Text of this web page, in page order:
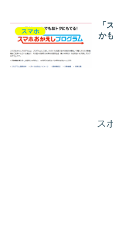
スマホ
「
かも
ス